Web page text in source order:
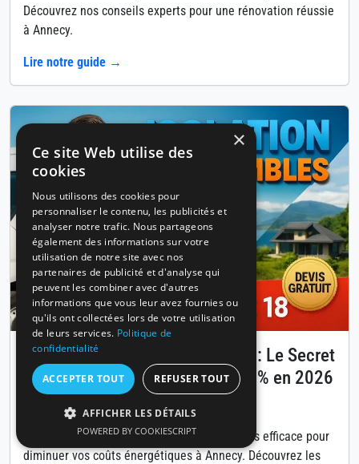
Découvrez nos conseils experts pour une rénovation réussie
à Annecy.
Lire notre guide →
Isolation des combles à Annecy : Le Secret
pour Réduire Vos Factures de 30% en 2026
Publié le 14 avril 2026
L'isolation des combles est la solution la plus efficace pour
diminuer vos coûts énergétiques à Annecy. Découvrez les
×
Ce site Web utilise des
cookies
Nous utilisons des cookies pour
personnaliser le contenu, les publicités et
analyser notre trafic. Nous partageons
également des informations sur votre
utilisation de notre site avec nos
partenaires de publicité et d'analyse qui
peuvent les combiner avec d'autres
informations que vous leur avez fournies ou
qu'ils ont collectées lors de votre utilisation
de leurs services. Politique de
confidentialité
ACCEPTER TOUT REFUSER TOUT
AFFICHER LES DÉTAILS
POWERED BY COOKIESCRIPT